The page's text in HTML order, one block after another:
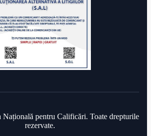
elementare pentru care se
de nivel 1 – Anexă la
pentru Calificări. Toate drepturile
rezervate.